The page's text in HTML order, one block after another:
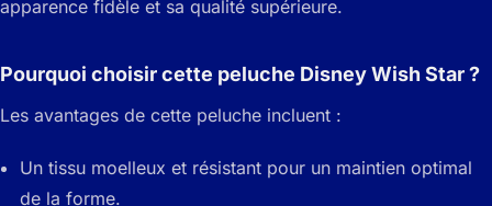
apparence fidèle et sa qualité supérieure.
Pourquoi choisir cette peluche Disney Wish Star ?
Les avantages de cette peluche incluent :
Un tissu moelleux et résistant pour un maintien optimal
de la forme.